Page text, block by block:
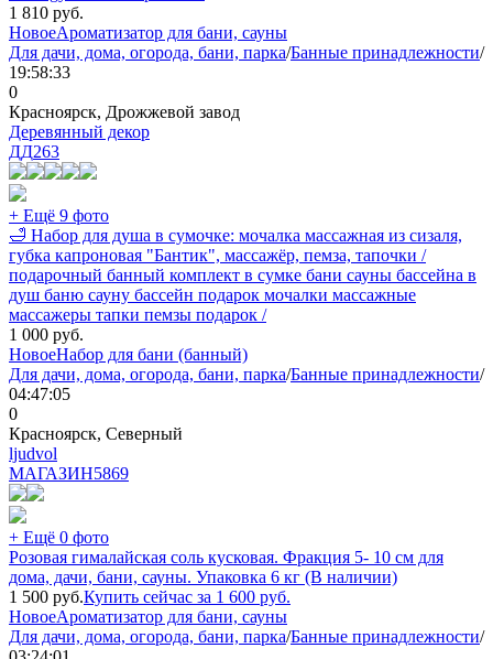
1 810 руб.
НовоеАроматизатор для бани, сауны
Для дачи, дома, огорода, бани, парка/Банные принадлежности/
19:58:33
0
Красноярск, Дрожжевой завод
Деревянный декор
ДД263
+ Ещё 9 фото
🛁 Набор для душа в сумочке: мочалка массажная из сизаля,
губка капроновая "Бантик", массажёр, пемза, тапочки /
подарочный банный комплект в сумке бани сауны бассейна в
душ баню сауну бассейн подарок мочалки массажные
массажеры тапки пемзы подарок /
1 000 руб.
НовоеНабор для бани (банный)
Для дачи, дома, огорода, бани, парка/Банные принадлежности/
04:47:05
0
Красноярск, Северный
ljudvol
МАГАЗИН5869
+ Ещё 0 фото
Розовая гималайская соль кусковая. Фракция 5- 10 см для
дома, дачи, бани, сауны. Упаковка 6 кг (В наличии)
1 500 руб.Купить сейчас за 1 600 руб.
НовоеАроматизатор для бани, сауны
Для дачи, дома, огорода, бани, парка/Банные принадлежности/